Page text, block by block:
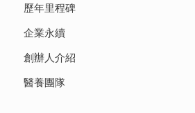
歷年里程碑
企業永續
創辦人介紹
醫養團隊